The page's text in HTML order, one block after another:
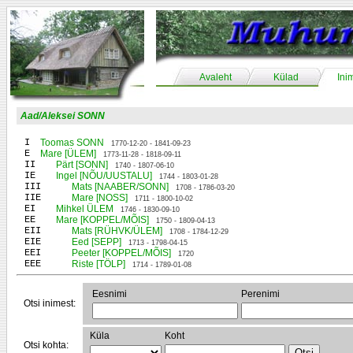
Avaleht Külad
Aad/Aleksei SONN
I Toomas SONN 1770-12-20 - 1841-09-23
E Mare [ÜLEM] 1773-11-28 - 1818-09-11
II Pärt [SONN] 1740 - 1807-06-10
IE Ingel [NÕU/UUSTALU] 1744 - 1803-01-28
III Mats [NAABER/SONN] 1708 - 1786-03-20
IIE Mare [NOSS] 1711 - 1800-10-02
EI Mihkel ÜLEM 1746 - 1830-09-10
EE Mare [KOPPEL/MÕIS] 1750 - 1809-04-13
EII Mats [RÜHVK/ÜLEM] 1708 - 1784-12-29
EIE Eed [SEPP] 1713 - 1798-04-15
EEI Peeter [KOPPEL/MÕIS] 1720
EEE Riste [TÖLP] 1714 - 1789-01-08
Otsi inimest:
Eesnimi Perenimi
Otsi kohta:
Küla Koht